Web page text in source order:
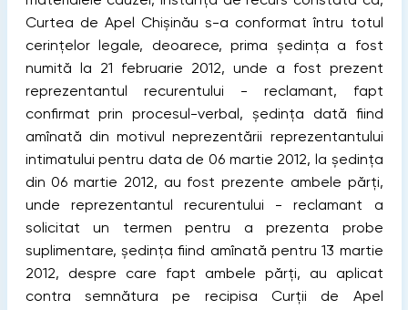
Curtea de Apel Chișinău s-a conformat întru totul
cerinţelor legale, deoarece, prima ședinţa a fost
numită la 21 februarie 2012, unde a fost prezent
reprezentantul recurentului - reclamant, fapt
conﬁrmat prin procesul-verbal, ședinţa dată ﬁind
amînată din motivul neprezentării reprezentantului
intimatului pentru data de 06 martie 2012, la ședinţa
din 06 martie 2012, au fost prezente ambele părţi,
unde reprezentantul recurentului - reclamant a
solicitat un termen pentru a prezenta probe
suplimentare, ședinţa ﬁind amînată pentru 13 martie
2012, despre care fapt ambele părţi, au aplicat
contra semnătura pe recipisa Curţii de Apel